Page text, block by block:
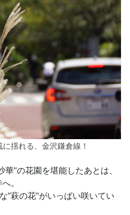
揺れる、金沢鎌倉線！
”の花園を堪能したあとは、
。
”萩の花”がいっぱい咲いてい